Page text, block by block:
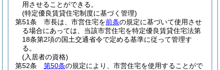
用させることができる。
(特定優良賃貸住宅制度に基づく管理)
第51条
市長は、市営住宅を前条の規定に基づいて使用させ
る場合にあっては、当該市営住宅を特定優良賃貸住宅法第
18条第2項の国土交通省令で定める基準に従って管理す
る。
(入居者の資格)
第52条
第50条の規定により、市営住宅を使用することがで